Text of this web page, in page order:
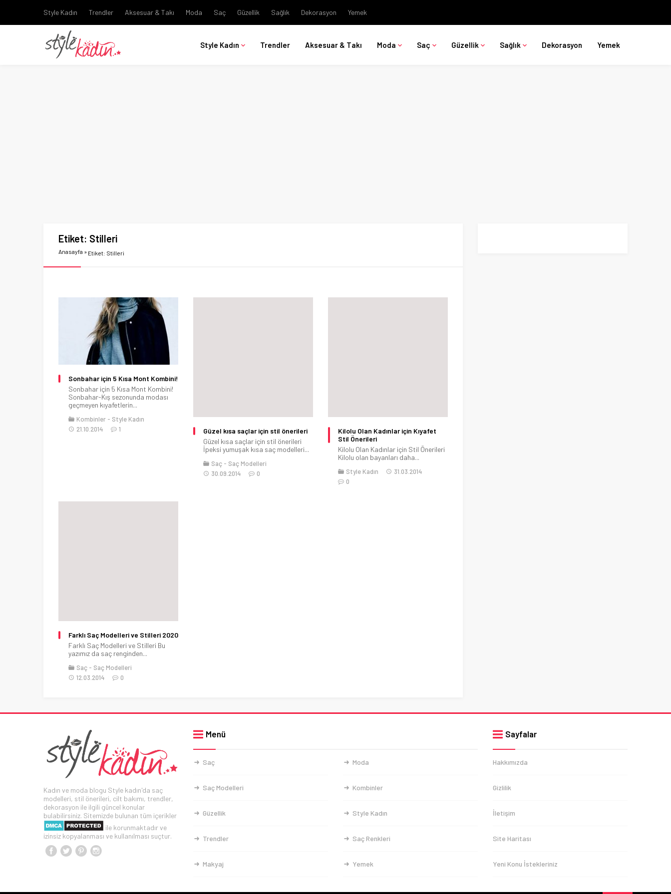
Style Kadın Trendler Aksesuar & Takı Moda Saç Güzellik Sağlık Dekorasyon Yemek
Style Kadın Trendler Aksesuar & Takı Moda Saç Güzellik Sağlık Dekorasyon Yemek
Etiket: Stilleri
Anasayfa » Etiket: Stilleri
Sonbahar için 5 Kısa Mont Kombini!
Sonbahar için 5 Kısa Mont Kombini!
Sonbahar-Kış sezonunda modası
geçmeyen kıyafetlerin...
Kombinler
Style Kadın
21.10.2014
1
Güzel kısa saçlar için stil önerileri
Güzel kısa saçlar için stil önerileri
İpeksi yumuşak kısa saç modelleri...
Saç
Saç Modelleri
30.09.2014
0
Kilolu Olan Kadınlar için Kıyafet
Stil Önerileri
Kilolu Olan Kadınlar için Stil Önerileri
Kilolu olan bayanları daha...
Style Kadın
31.03.2014
0
Farklı Saç Modelleri ve Stilleri 2020
Farklı Saç Modelleri ve Stilleri Bu
yazımız da saç renginden...
Saç
Saç Modelleri
12.03.2014
0
Kadın ve moda blogu Style kadın'da saç
modelleri, stil önerileri, cilt bakımı, trendler,
dekorasyon ile ilgili güncel konular
bulabilirsiniz. Sitemizde bulunan tüm içerikler
ile korunmaktadır ve
izinsiz kopyalanması ve kullanılması suçtur.
Menü
Saç Moda
Saç Modelleri Kombinler
Güzellik Style Kadın
Trendler Saç Renkleri
Makyaj Yemek
Sayfalar
Hakkımızda
Gizlilik
İletişim
Site Haritası
Yeni Konu İstekleriniz